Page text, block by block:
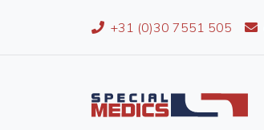
+31 (0)30 7551 505